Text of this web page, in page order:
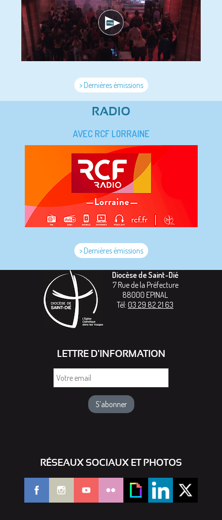
> Dernières émissions
RADIO
AVEC RCF LORRAINE
> Dernières émissions
Diocèse de Saint-Dié
7 Rue de la Préfecture
88000 EPINAL
Tél: 03 29 82 21 63
LETTRE D'INFORMATION
RÉSEAUX SOCIAUX ET PHOTOS